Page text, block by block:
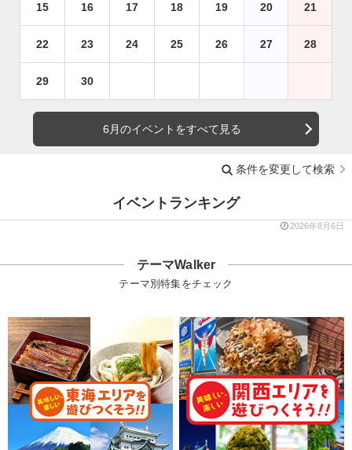
15 16 17 18 19 20 21
22 23 24 25 26 27 28
29 30
6月のイベントをすべて見る
条件を変更して検索
イベントランキング
2026年8月6日
テーマWalker
テーマ別特集をチェック